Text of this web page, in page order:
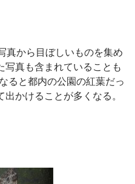
真から目ぼしいものを集め
写真も含まれていることも
ると都内の公園の紅葉だっ
かけることが多くなる。